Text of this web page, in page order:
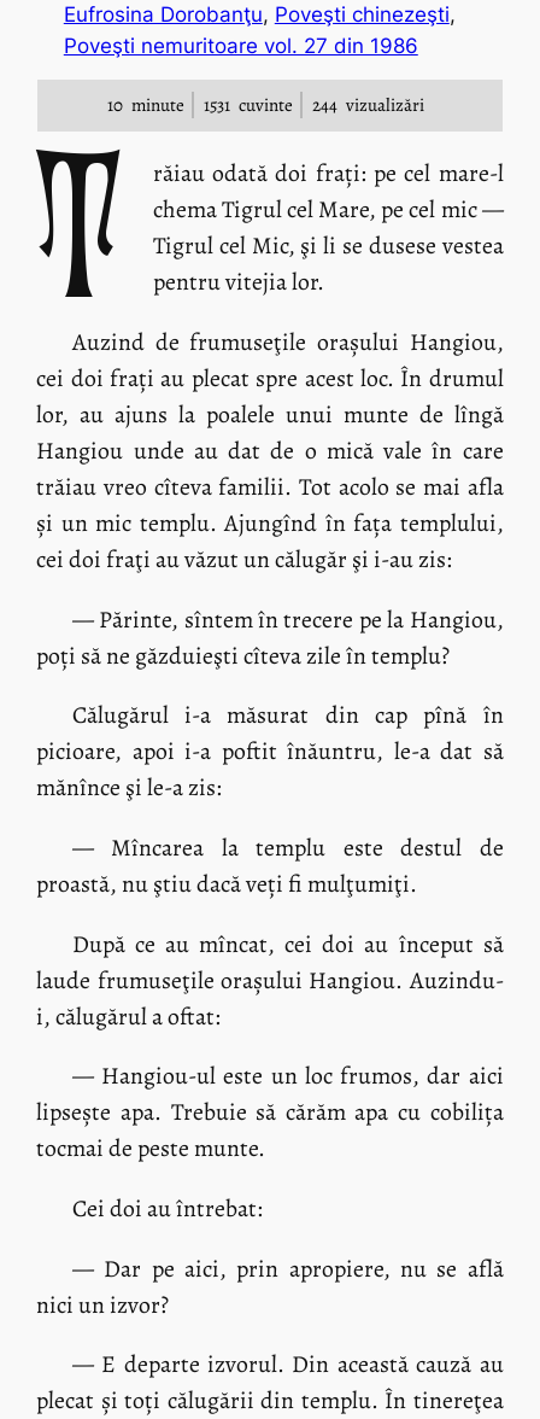
Eufrosina Dorobanţu, Poveşti chinezeşti
Poveşti nemuritoare vol. 27 din 1986
10 minute 1531 cuvinte 244 vizualizări
T
răiau odată doi frați: pe cel mare-l
chema Tigrul cel Mare, pe cel mic —
Tigrul cel Mic, şi li se dusese vestea
pentru vitejia lor.
Auzind de frumuseţile orașului Hangiou,
cei doi frați au plecat spre acest loc. În drumul
lor, au ajuns la poalele unui munte de lîngă
Hangiou unde au dat de o mică vale în care
trăiau vreo cîteva familii. Tot acolo se mai afla
și un mic templu. Ajungînd în fața templului,
cei doi fraţi au văzut un călugăr şi i-au zis:
— Părinte, sîntem în trecere pe la Hangiou,
poți să ne găzduieşti cîteva zile în templu?
Călugărul i-a măsurat din cap pînă în
picioare, apoi i-a poftit înăuntru, le-a dat să
mănînce şi le-a zis:
— Mîncarea la templu este destul de
proastă, nu ştiu dacă veți fi mulţumiţi.
După ce au mîncat, cei doi au început să
laude frumuseţile orașului Hangiou. Auzindu-
i, călugărul a oftat:
— Hangiou-ul este un loc frumos, dar aici
lipsește apa. Trebuie să cărăm apa cu cobilița
tocmai de peste munte.
Cei doi au întrebat:
— Dar pe aici, prin apropiere, nu se află
nici un izvor?
— E departe izvorul. Din această cauză au
plecat și toți călugării din templu. În tinereţea